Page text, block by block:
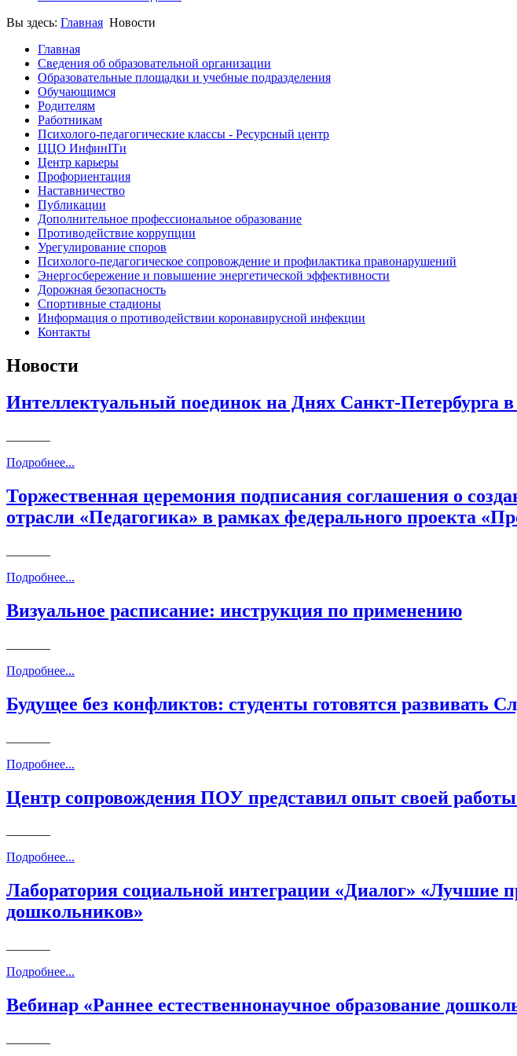
Вы здесь: Главная Новости
Главная
Сведения об образовательной организации
Образовательные площадки и учебные подразделения
Обучающимся
Родителям
Работникам
Психолого-педагогические классы - Ресурсный центр
ЦЦО ИнфинITи
Центр карьеры
Профориентация
Наставничество
Публикации
Дополнительное профессиональное образование
Противодействие коррупции
Урегулирование споров
Психолого-педагогическое сопровождение и профилактика правонарушений
Энергосбережение и повышение энергетической эффективности
Дорожная безопасность
Спортивные стадионы
Информация о противодействии коронавирусной инфекции
Контакты
Новости
Интеллектуальный поединок на Днях Санкт-Петербурга в
Подробнее...
Торжественная церемония подписания соглашения о
отрасли «Педагогика» в рамках федерального проекта
Подробнее...
Визуальное расписание: инструкция по применению
Подробнее...
Будущее без конфликтов: студенты готовятся развивать
Подробнее...
Центр сопровождения ПОУ представил опыт своей
Подробнее...
Лаборатория социальной интеграции «Диалог» «Лучшие
дошкольников»
Подробнее...
Вебинар «Раннее естественнонаучное образование